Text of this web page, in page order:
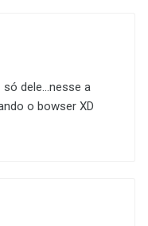
dele...nesse a
o bowser XD